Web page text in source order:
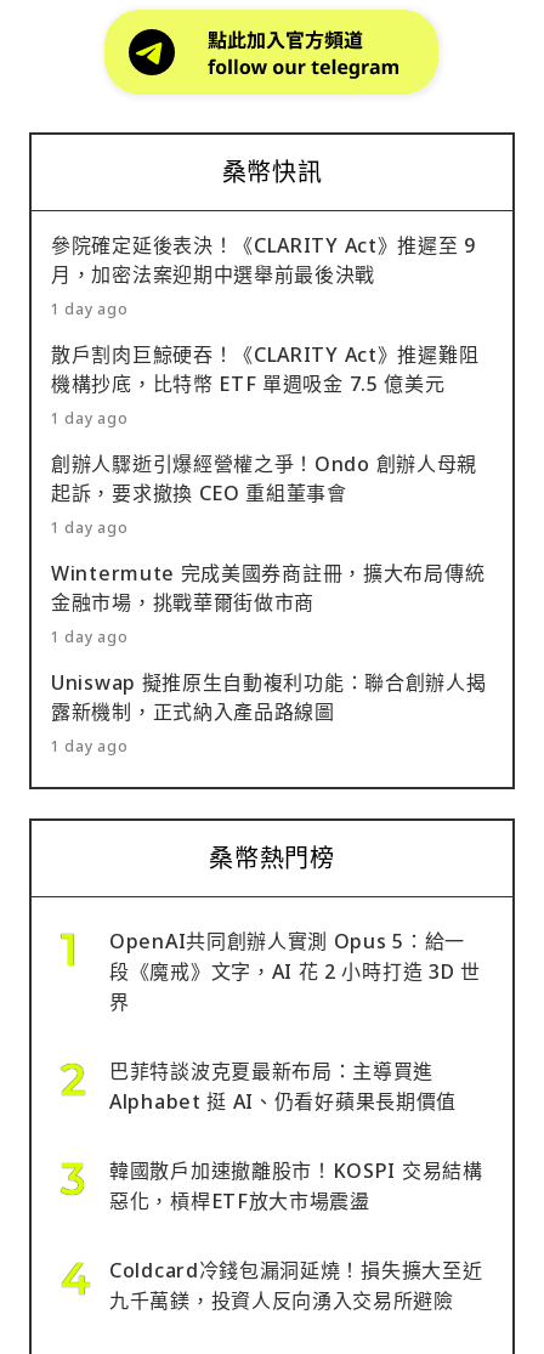
桑幣快訊
參院確定延後表決！《CLARITY Act》推遲至 9
月，加密法案迎期中選舉前最後決戰
1 day ago
散戶割肉巨鯨硬吞！《CLARITY Act》推遲難阻
機構抄底，比特幣 ETF 單週吸金 7.5 億美元
1 day ago
創辦人驟逝引爆經營權之爭！Ondo 創辦人母親
起訴，要求撤換 CEO 重組董事會
1 day ago
Wintermute 完成美國券商註冊，擴大布局傳統
金融市場，挑戰華爾街做市商
1 day ago
Uniswap 擬推原生自動複利功能：聯合創辦人揭
露新機制，正式納入產品路線圖
1 day ago
桑幣熱門榜
OpenAI共同創辦人實測 Opus 5：給一
段《魔戒》文字，AI 花 2 小時打造 3D 世
界
巴菲特談波克夏最新布局：主導買進
Alphabet 挺 AI、仍看好蘋果長期價值
韓國散戶加速撤離股市！KOSPI 交易結構
惡化，槓桿ETF放大市場震盪
Coldcard冷錢包漏洞延燒！損失擴大至近
九千萬鎂，投資人反向湧入交易所避險